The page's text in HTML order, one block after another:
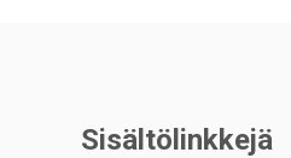
Sisältölinkkejä